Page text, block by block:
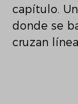
capítulo.
donde se
cruzan